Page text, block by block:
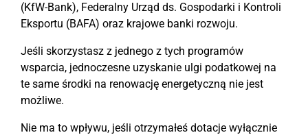
(KfW-Bank), Federalny Urząd ds. Gospodarki i Kontroli
Eksportu (BAFA) oraz krajowe banki rozwoju.
Jeśli skorzystasz z jednego z tych programów
wsparcia, jednoczesne uzyskanie ulgi podatkowej na
te same środki na renowację energetyczną nie jest
możliwe.
Nie ma to wpływu, jeśli otrzymałeś dotacje wyłącznie